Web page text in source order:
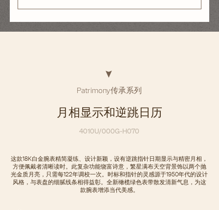
Patrimony传承系列
月相显示和逆跳日历
4010U/000G-H070
这款18K白金腕表精简凝练、设计新颖，设有逆跳指针日期显示与精密月相，
方便佩戴者清晰读时。此复杂功能饶富诗意，繁星满布天空背景饰以两个抛
光金质月亮，只需每122年调校一次。时标和指针的灵感源于1950年代的设计
风格，与表盘的细腻线条相得益彰。全新橄榄绿色表带散发清新气息，为这
款腕表增添当代美感。